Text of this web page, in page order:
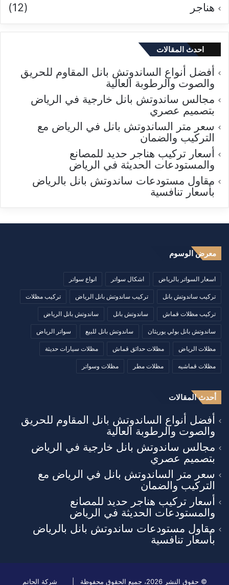
هناجر
(12)
احدث المقالات
أفضل أنواع الساندوتش بانل المقاوم للحريق
والصوت والرطوبة العالية
مجالس ساندوتش بانل خارجية في الرياض
بتصميم عصري
سعر متر الساندوتش بانل في الرياض مع
التركيب والضمان
أسعار تركيب هناجر حديد للمصانع
والمستودعات الحديثة في الرياض
مقاول مستودعات ساندوتش بانل بالرياض
بأسعار تنافسية
معرض الوسوم
اسعار السواتر بالرياض اشكال سواتر انواع سواتر
تركيب ساندوتش بانل تركيب ساندوتش بانل الرياض تركيب مظلات
تركيب مظلات قماش ساندوتش بانل ساندوتش بانل الرياض
ساندوتش بانل بولي يوريثان ساندوتش بانل للبيع سواتر الرياض
مظلات الرياض مظلات حدائق قماش مظلات سيارات حديثة
مظلات قماشيه مظلات مطر مظلات وسواتر
أحدث المقالات
أفضل أنواع الساندوتش بانل المقاوم للحريق
والصوت والرطوبة العالية
مجالس ساندوتش بانل خارجية في الرياض
بتصميم عصري
سعر متر الساندوتش بانل في الرياض مع
التركيب والضمان
أسعار تركيب هناجر حديد للمصانع
والمستودعات الحديثة في الرياض
مقاول مستودعات ساندوتش بانل بالرياض
بأسعار تنافسية
© حقوق النشر 2026، جميع الحقوق محفوظة | شركة الحاتم